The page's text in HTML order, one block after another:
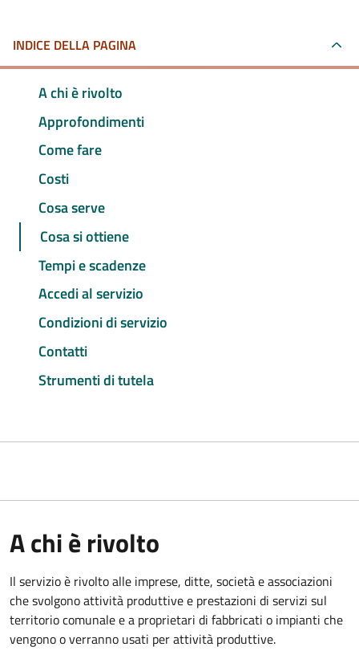
INDICE DELLA PAGINA
A chi è rivolto
Approfondimenti
Come fare
Costi
Cosa serve
Cosa si ottiene
Tempi e scadenze
Accedi al servizio
Condizioni di servizio
Contatti
Strumenti di tutela
A chi è rivolto
Il servizio è rivolto alle imprese, ditte, società e associazioni
che svolgono attività produttive e prestazioni di servizi sul
territorio comunale e a proprietari di fabbricati o impianti che
vengono o verranno usati per attività produttive.